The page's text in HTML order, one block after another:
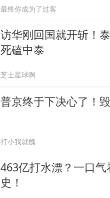
最终你成为了过客
访华刚回国就开斩！
死磕中泰
芝士星球啊
普京终于下决心了！
打小我就醜
463亿打水漂？一口气
史！